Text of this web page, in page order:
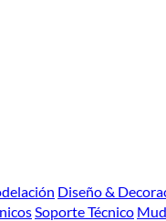
Diseño &
Soporte Técnico